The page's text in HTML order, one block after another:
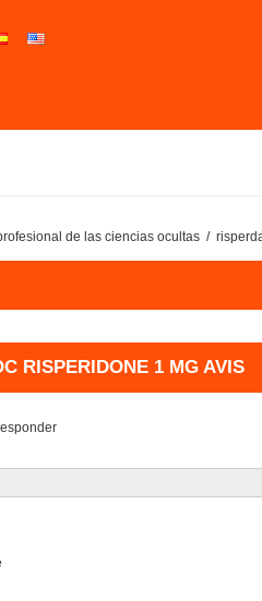
de las ciencias ocultas /
RISPERIDONE 1 MG AVIS